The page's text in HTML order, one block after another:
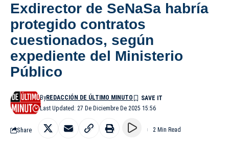
Exdirector de SeNaSa habría
protegido contratos
cuestionados, según
expediente del Ministerio
Público
Last Updated: 27 De Diciembre De 2025 15:56
ByREDACCIÓN DE ÚLTIMO MINUTO
Share 2 Min Read